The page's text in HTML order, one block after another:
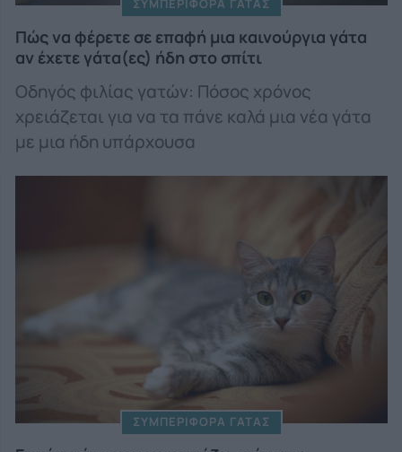
ΣΥΜΠΕΡΙΦΟΡΑ ΓΑΤΑΣ
Πώς να φέρετε σε επαφή μια καινούργια γάτα
αν έχετε γάτα(ες) ήδη στο σπίτι
Οδηγός φιλίας γατών: Πόσος χρόνος
χρειάζεται για να τα πάνε καλά μια νέα γάτα
με μια ήδη υπάρχουσα
ΣΥΜΠΕΡΙΦΟΡΑ ΓΑΤΑΣ